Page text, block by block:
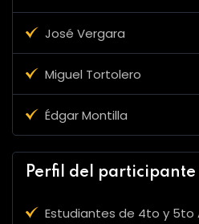
José Vergara
Miguel Tortolero
Édgar Montilla
Perfil del participante
Estudiantes de 4to y 5to